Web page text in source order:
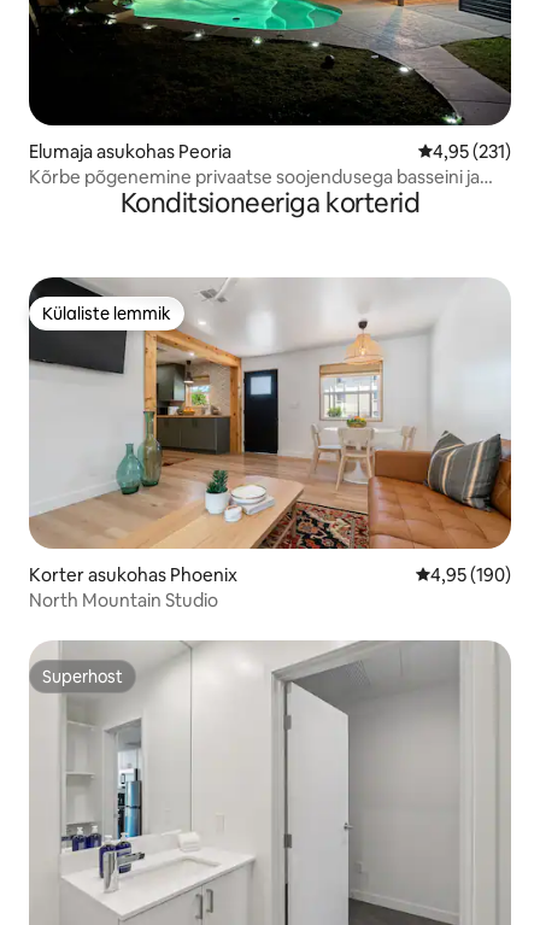
Elumaja asukohas Peoria Keskmine
4,95 (231)
Kõrbe põgenemine privaatse soojendusega basseini ja
tagahoovigaKonditsioneeriga korterid
Külaliste lemmik
Külaliste lemmik
Korter asukohas Phoenix Keskmine
4,95 (190)
North Mountain Studio
Superhost
Superhost